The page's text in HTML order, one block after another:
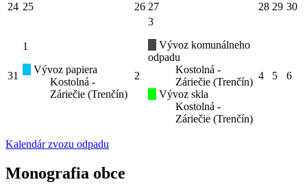
24 25 26 27 28 29 30
31
1
Vývoz papiera
Kostolná -
Záriečie (Trenčín)
2
3
Vývoz komunálneho
odpadu
Kostolná -
Záriečie (Trenčín)
Vývoz skla
Kostolná -
Záriečie (Trenčín)
4 5 6
Kalendár zvozu odpadu
Monografia obce